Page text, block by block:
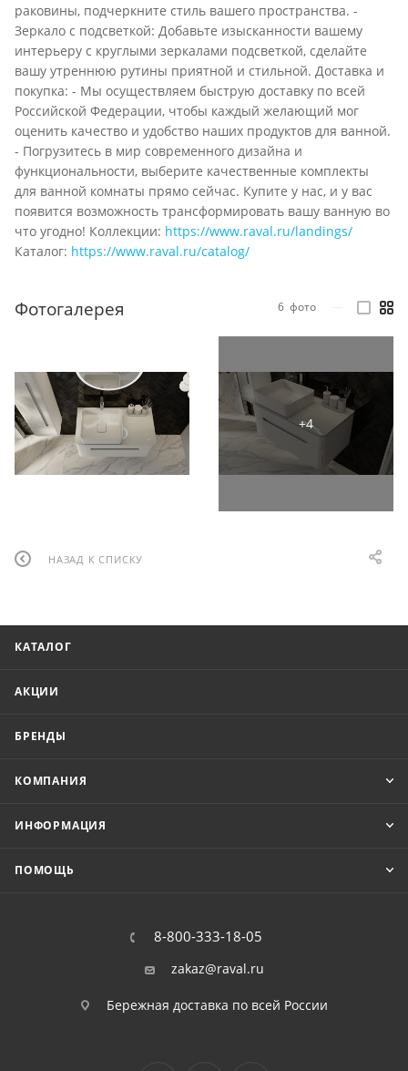
раковины, подчеркните стиль вашего пространства. -
Зеркало с подсветкой: Добавьте изысканности вашему
интерьеру с круглыми зеркалами подсветкой, сделайте
вашу утреннюю рутины приятной и стильной. Доставка и
покупка: - Мы осуществляем быструю доставку по всей
Российской Федерации, чтобы каждый желающий мог
оценить качество и удобство наших продуктов для ванной.
- Погрузитесь в мир современного дизайна и
функциональности, выберите качественные комплекты
для ванной комнаты прямо сейчас. Купите у нас, и у вас
появится возможность трансформировать вашу ванную во
что угодно! Коллекции: https://www.raval.ru/landings/
Каталог: https://www.raval.ru/catalog/
Фотогалерея 6 фото
НАЗАД К СПИСКУ
КАТАЛОГ
АКЦИИ
БРЕНДЫ
КОМПАНИЯ
ИНФОРМАЦИЯ
ПОМОЩЬ
8-800-333-18-05
zakaz@raval.ru
Бережная доставка по всей России